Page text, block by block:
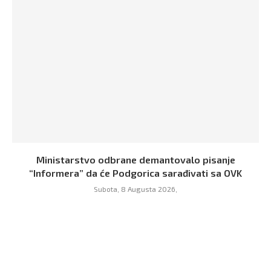
Ministarstvo odbrane demantovalo pisanje
“Informera” da će Podgorica sarađivati sa OVK
Subota, 8 Augusta 2026,